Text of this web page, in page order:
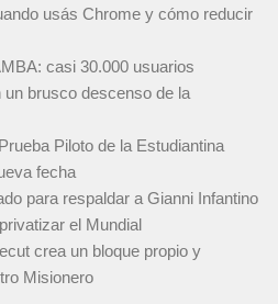
usás Chrome y cómo reducir
casi 30.000 usuarios
brusco descenso de la
Piloto de la Estudiantina
fecha
para respaldar a Gianni Infantino
el Mundial
crea un bloque propio y
Misionero